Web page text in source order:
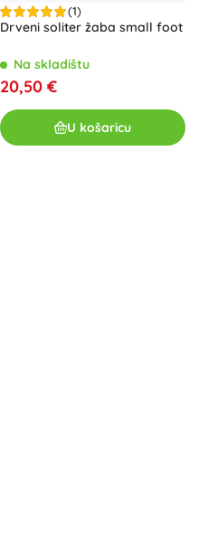
(1)
Drveni soliter žaba small foot
Na skladištu
20,50 €
U košaricu